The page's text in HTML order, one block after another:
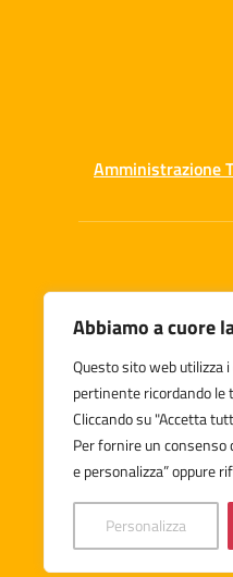
Abbiamo a cuore
Questo sito web utilizza
pertinente ricordando le
Cliccando su "Accetta
Per fornire un consenso
e personalizza” oppure
Personalizza
Amministrazione